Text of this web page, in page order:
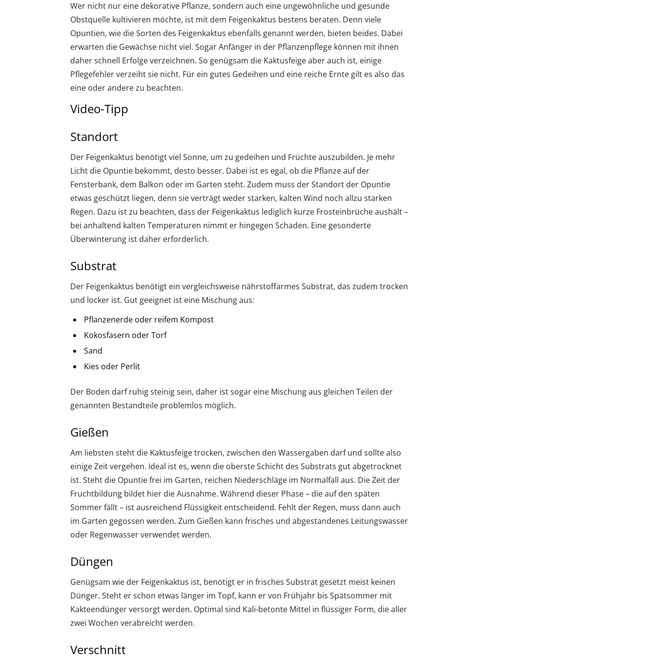
Wer nicht nur eine dekorative Pflanze, sondern auch eine ungewöhnliche und gesunde
Obstquelle kultivieren möchte, ist mit dem Feigenkaktus bestens beraten. Denn viele
Opuntien, wie die Sorten des Feigenkaktus ebenfalls genannt werden, bieten beides. Dabei
erwarten die Gewächse nicht viel. Sogar Anfänger in der Pflanzenpflege können mit ihnen
daher schnell Erfolge verzeichnen. So genügsam die Kaktusfeige aber auch ist, einige
Pflegefehler verzeiht sie nicht. Für ein gutes Gedeihen und eine reiche Ernte gilt es also das
eine oder andere zu beachten.
Video-Tipp
Standort
Der Feigenkaktus benötigt viel Sonne, um zu gedeihen und Früchte auszubilden. Je mehr
Licht die Opuntie bekommt, desto besser. Dabei ist es egal, ob die Pflanze auf der
Fensterbank, dem Balkon oder im Garten steht. Zudem muss der Standort der Opuntie
etwas geschützt liegen, denn sie verträgt weder starken, kalten Wind noch allzu starken
Regen. Dazu ist zu beachten, dass der Feigenkaktus lediglich kurze Frosteinbrüche aushält –
bei anhaltend kalten Temperaturen nimmt er hingegen Schaden. Eine gesonderte
Überwinterung ist daher erforderlich.
Substrat
Der Feigenkaktus benötigt ein vergleichsweise nährstoffarmes Substrat, das zudem trocken
und locker ist. Gut geeignet ist eine Mischung aus:
Pflanzenerde oder reifem Kompost
Kokosfasern oder Torf
Sand
Kies oder Perlit
Der Boden darf ruhig steinig sein, daher ist sogar eine Mischung aus gleichen Teilen der
genannten Bestandteile problemlos möglich.
Gießen
Am liebsten steht die Kaktusfeige trocken, zwischen den Wassergaben darf und sollte also
einige Zeit vergehen. Ideal ist es, wenn die oberste Schicht des Substrats gut abgetrocknet
ist. Steht die Opuntie frei im Garten, reichen Niederschläge im Normalfall aus. Die Zeit der
Fruchtbildung bildet hier die Ausnahme. Während dieser Phase – die auf den späten
Sommer fällt – ist ausreichend Flüssigkeit entscheidend. Fehlt der Regen, muss dann auch
im Garten gegossen werden. Zum Gießen kann frisches und abgestandenes Leitungswasser
oder Regenwasser verwendet werden.
Düngen
Genügsam wie der Feigenkaktus ist, benötigt er in frisches Substrat gesetzt meist keinen
Dünger. Steht er schon etwas länger im Topf, kann er von Frühjahr bis Spätsommer mit
Kakteendünger versorgt werden. Optimal sind Kali-betonte Mittel in flüssiger Form, die aller
zwei Wochen verabreicht werden.
Verschnitt